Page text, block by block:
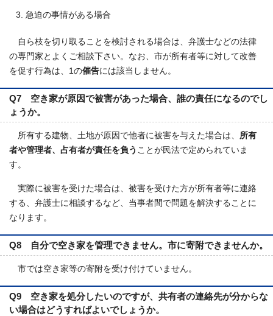
急迫の事情がある場合
自ら枝を切り取ることを検討される場合は、弁護士などの法律
の専門家とよくご相談下さい。なお、市が所有者等に対して改善
を促す行為は、1の催告には該当しません。
Q7 空き家が原因で被害があった場合、誰の責任になるのでし
ょうか。
所有する建物、土地が原因で他者に被害を与えた場合は、 所有
者や管理者、占有者が責任を負う ことが民法で定められていま
す。
実際に被害を受けた場合は、被害を受けた方が所有者等に連絡
する、弁護士に相談するなど、当事者間で問題を解決することに
なります。
Q8 自分で空き家を管理できません。市に寄附できませんか。
市では空き家等の寄附を受け付けていません。
Q9 空き家を処分したいのですが、共有者の連絡先が分からな
い場合はどうすればよいでしょうか。